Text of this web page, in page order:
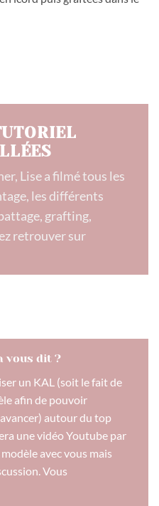
Lise a filmé tous les
les différents
grafting,
retrouver sur
vous dit ?
un KAL (soit le fait de
afin de pouvoir
autour du top
une vidéo Youtube par
avec vous mais
Vous